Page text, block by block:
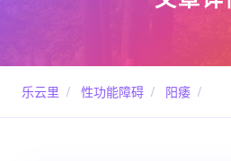
乐云里 / 性功能障碍 / 阳痿 /